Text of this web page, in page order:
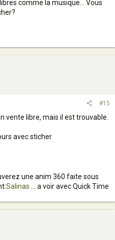
comme la musique... Vous
#15
vente libre, mais il est trouvable.
avec sticher
une anim 360 faite sous
Salinas ... a voir avec Quick Time